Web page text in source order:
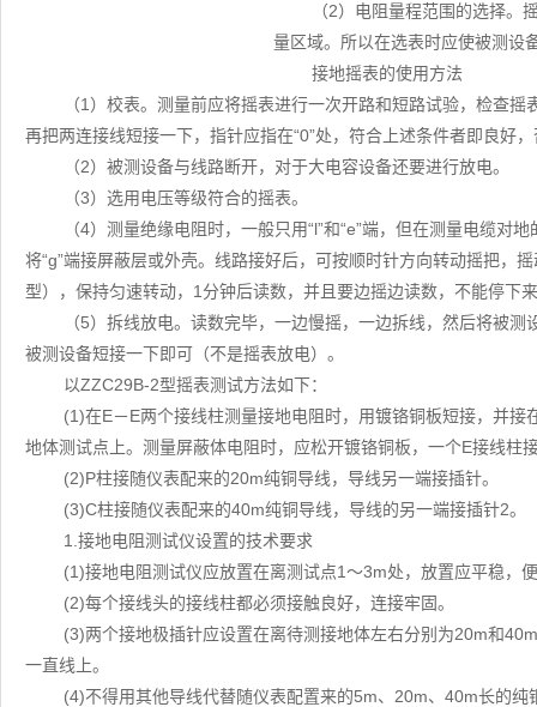
（2）电阻量程范围的选择。
量区域。所以在选表时应使被测设
接地摇表的使用方法
（1）校表。测量前应将摇表进行一次开路和短路试验，检查
再把两连接线短接一下，指针应指在“0”处，符合上述条件者即良好
（2）被测设备与线路断开，对于大电容设备还要进行放电。
（3）选用电压等级符合的摇表。
（4）测量绝缘电阻时，一般只用“l”和“e”端，但在测量电缆对
将“g”端接屏蔽层或外壳。线路接好后，可按顺时针方向转动摇把，
型），保持匀速转动，1分钟后读数，并且要边摇边读数，不能停下
（5）拆线放电。读数完毕，一边慢摇，一边拆线，然后将被
被测设备短接一下即可（不是摇表放电）。
以ZZC29B-2型摇表测试方法如下：
(1)在E－E两个接线柱测量接地电阻时，用镀铬铜板短接，并
地体测试点上。测量屏蔽体电阻时，应松开镀铬铜板，一个E接线柱
(2)P柱接随仪表配来的20m纯铜导线，导线另一端接插针。
(3)C柱接随仪表配来的40m纯铜导线，导线的另一端接插针2。
1.接地电阻测试仪设置的技术要求
(1)接地电阻测试仪应放置在离测试点1～3m处，放置应平稳，
(2)每个接线头的接线柱都必须接触良好，连接牢固。
(3)两个接地极插针应设置在离待测接地体左右分别为20m和
一直线上。
(4)不得用其他导线代替随仪表配置来的5m、20m、40m长的纯